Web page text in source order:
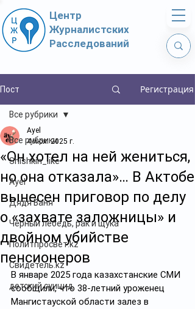
Центр
Журналистских
Расследований
Пост Регистрация
Все рубрики
Shishkin_like
Ayel
Дядя Ваня
Чёрный лебедь, рак и щука
Политпросвет.kz
Свидетель.kz
детский суицид
Все рубрики
«Он хотел на ней жениться,
но она отказала»… В Актобе
вынесен приговор по делу
о «захвате заложницы» и
двойном убийстве
пенсионеров
Ayel
4 июл. 2025 г.
В январе 2025 года казахстанские СМИ
сообщили, что 38-летний уроженец
Мангистауской области залез в